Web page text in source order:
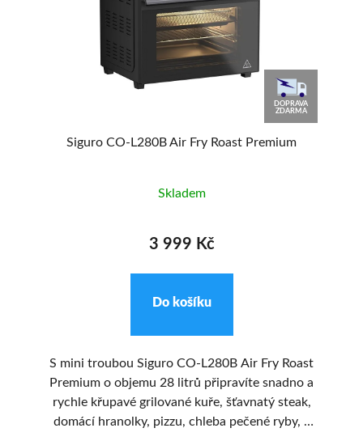
DOPRAVA
ZDARMA
Siguro CO-L280B Air Fry Roast Premium
Skladem
3 999 Kč
Do košíku
S mini troubou Siguro CO-L280B Air Fry Roast
Premium o objemu 28 litrů připravíte snadno a
rychle křupavé grilované kuře, šťavnatý steak,
domácí hranolky, pizzu, chleba pečené ryby, a